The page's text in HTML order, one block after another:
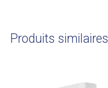
Produits similaires